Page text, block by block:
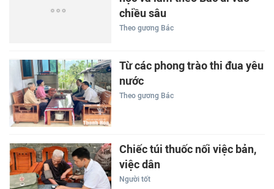
chiều sâu
Theo gương Bác
Từ các phong trào thi đua yêu
nước
Theo gương Bác
Chiếc túi thuốc nối việc bản,
việc dân
Người tốt